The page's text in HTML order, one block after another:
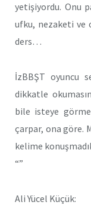
yetişiyordu. Onu
ufku, nezaketi ve
ders…
İzBBŞT oyuncu
dikkatle
bile isteye
çarpar, ona göre.
kelime
“”
Ali Yücel Küçük: